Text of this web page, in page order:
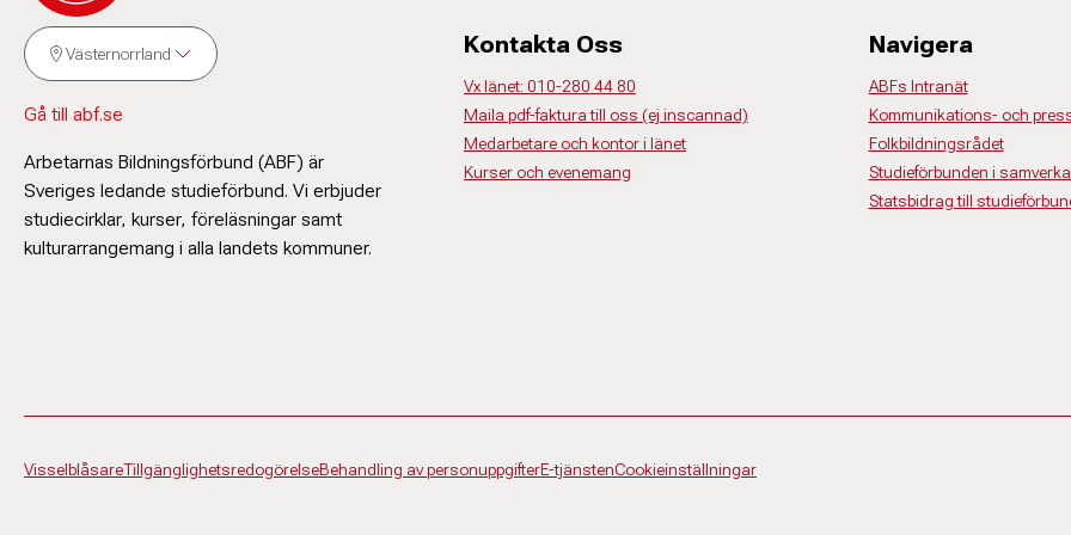
Västernorrland
Gå till abf.se
Arbetarnas Bildningsförbund (ABF) är
Sveriges ledande studieförbund. Vi erbjuder
studiecirklar, kurser, föreläsningar samt
kulturarrangemang i alla landets kommuner.
Kontakta Oss
Vx länet: 010-280 44 80
Maila pdf-faktura till oss (ej inscannad)
Medarbetare och kontor i länet
Kurser och evenemang
Navigera
ABFs Intranät
Kommunikations- och
Folkbildningsrådet
Studieförbunden i
Statsbidrag till
VisselblåsareTillgänglighetsredogörelseBehandling av personuppgifterE-tjänstenCookieinställningar